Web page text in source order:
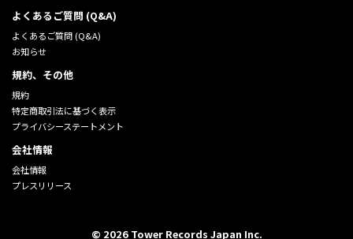
よくあるご質問 (Q&A)
よくあるご質問 (Q&A)
お知らせ
規約、その他
規約
特定商取引法に基づく表示
プライバシーステートメント
会社情報
会社情報
プレスリリース
© 2026Tower Records Japan Inc.